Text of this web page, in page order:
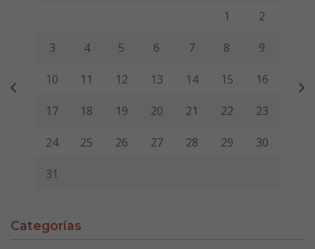
Viernes Sábado
1 2
3 4 5 6 7 8 9
10 11 12 13 14 15 16
17 18 19 20 21 22 23
24 25 26 27 28 29 30
31
Categorías